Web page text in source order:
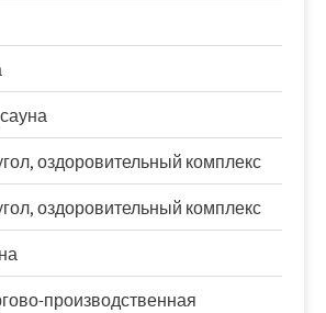
оздоровительный комплекс
оздоровительный комплекс
производственная